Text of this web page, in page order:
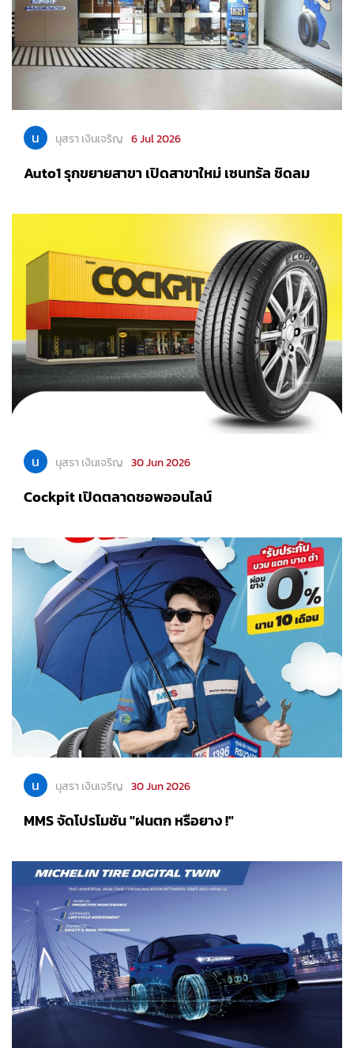
น นุสรา เงินเจริญ 6 Jul 2026
Auto1 รุกขยายสาขา เปิดสาขาใหม่ เซนทรัล ชิดลม
น นุสรา เงินเจริญ 30 Jun 2026
Cockpit เปิดตลาดชอพออนไลน์
น นุสรา เงินเจริญ 30 Jun 2026
MMS จัดโปรโมชัน "ฝนตก หรือยาง !"